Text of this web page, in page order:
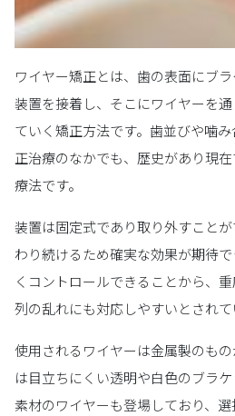
ワイヤー矯正とは、歯の表面にブ
装置を接着し、そこにワイヤーを
ていく矯正方法です。歯並びや噛
正治療のなかでも、歴史があり現
療法です。
装置は固定式であり取り外すこと
わり続けるため確実な効果が期待
くコントロールできることから、
列の乱れにも対応しやすいとされて
使用されるワイヤーは金属製のも
は目立ちにくい透明や白色のブラ
素材のワイヤーも登場しており、選